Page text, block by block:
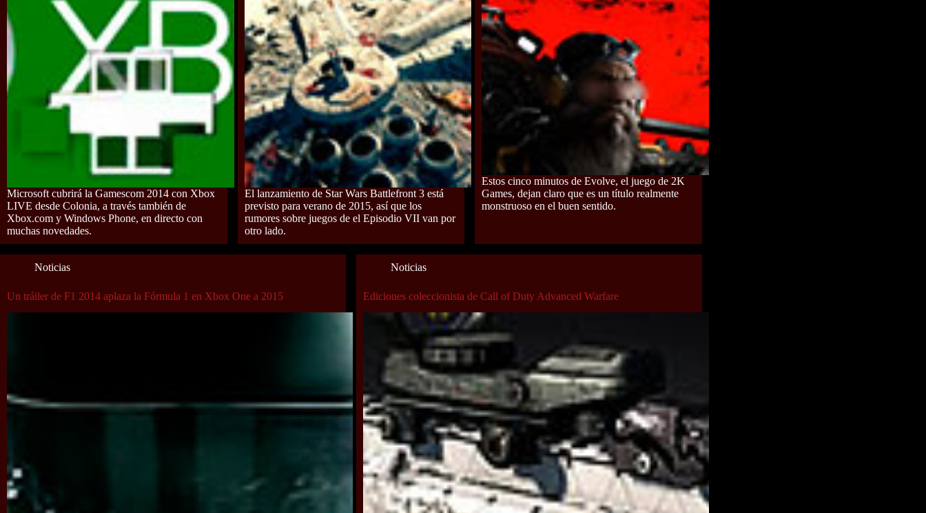
Microsoft cubrirá la Gamescom 2014 con Xbox
LIVE desde Colonia, a través también de
Xbox.com y Windows Phone, en directo con
muchas novedades.
El lanzamiento de Star Wars Battlefront 3 está
previsto para verano de 2015, así que los
rumores sobre juegos de el Episodio VII van por
otro lado.
Estos cinco minutos de Evolve, el juego de 2K
Games, dejan claro que es un título realmente
monstruoso en el buen sentido.
Noticias
Un tráiler de F1 2014 aplaza la Fórmula 1 en Xbox One a 2015
Noticias
Ediciones coleccionista de Call of Duty Advanced Warfare